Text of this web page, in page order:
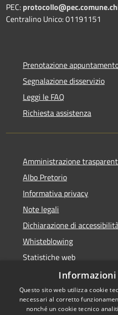
PEC:
Centralino Unico: 01191151
Prenotazione
Segnalazione disservizio
Leggi le FAQ
Richiesta assistenza
Amministrazione
Albo Pretorio
Informativa privacy
Note legali
Dichiarazione di
Whisteblowing
Statistiche web
Segnalazioni di non
Informazioni
Questo sito web utilizza cookie
necessari al corretto
nonché un cookie tecnico